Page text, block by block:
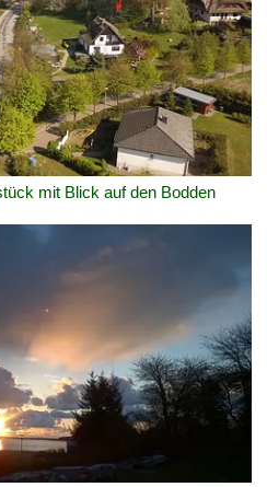
mit Blick auf den Bodden